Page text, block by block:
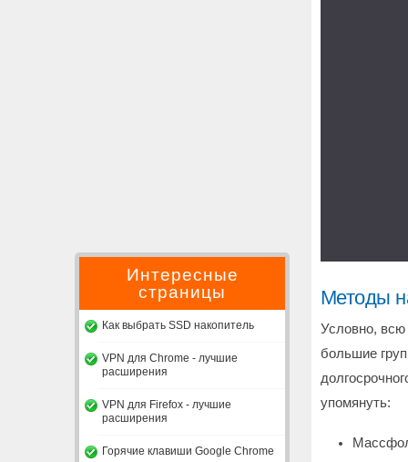
Интересные
страницы
Как выбрать SSD накопитель
VPN для Chrome - лучшие
расширения
VPN для Firefox - лучшие
расширения
Горячие клавиши Google Chrome
Методы
Условно, всю
большие
упомянуть: